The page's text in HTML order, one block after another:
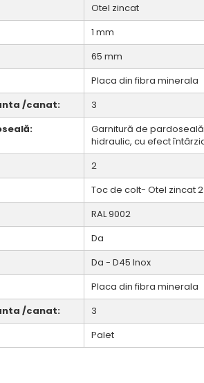
Otel zincat
1 mm
65 mm
Placa din fibra minerala
/canat:
3
Garnitură de
hidraulic, cu efect
2
Toc de colt- Otel zincat
RAL 9002
Da
Da - D45 Inox
Placa din fibra minerala
/canat:
3
Palet